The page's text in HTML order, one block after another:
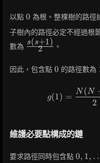
以點 0
0 為根。整棵樹的路徑
子樹內的路徑必定不經過根
數為 \frac{s(s+1)}
{2}
2
s(s+1) 。
因此，包含點 0
0 的路徑數為：
g(1) =
2
N (N
維護必要點構成的鏈
要求路徑同時包含點 0, 1,
0, 1,